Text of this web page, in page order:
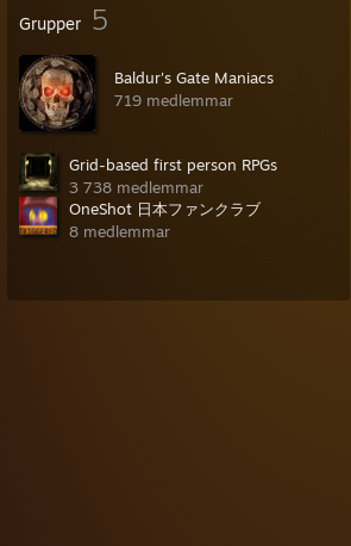
Grupper 5
Baldur's Gate Maniacs
719 medlemmar
Grid-based first person RPGs
3 738 medlemmar
OneShot 日本ファンクラブ
8 medlemmar